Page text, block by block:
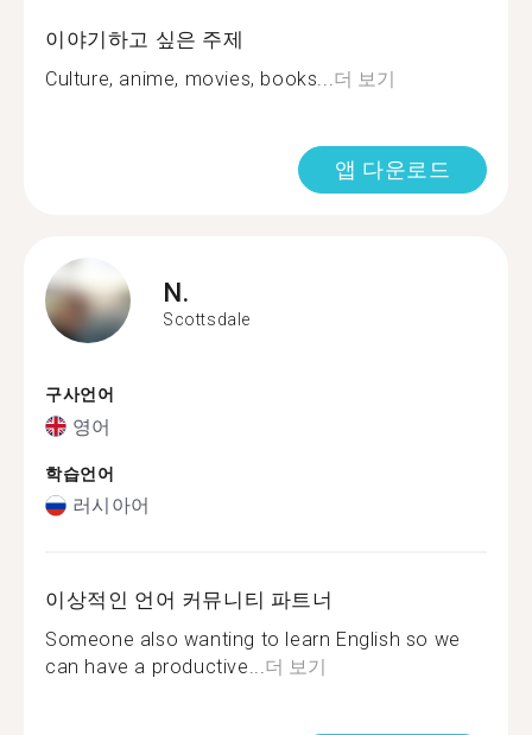
이야기하고 싶은 주제
Culture, anime, movies, books...더 보기
앱 다운로드
N.
Scottsdale
구사언어
영어
학습언어
러시아어
이상적인 언어 커뮤니티 파트너
Someone also wanting to learn English so we
can have a productive...더 보기